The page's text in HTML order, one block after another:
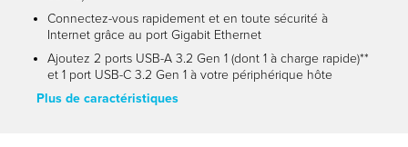
Connectez-vous rapidement et en toute sécurité à
Internet grâce au port Gigabit Ethernet
Ajoutez 2 ports USB-A 3.2 Gen 1 (dont 1 à charge rapide)**
et 1 port USB-C 3.2 Gen 1 à votre périphérique hôte
Plus de caractéristiques